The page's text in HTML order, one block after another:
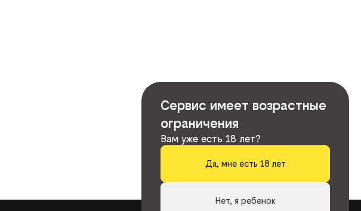
Сервис имеет возрастные
ограничения
Вам уже есть 18 лет?
Да, мне есть 18 лет
Нет, я ребенок